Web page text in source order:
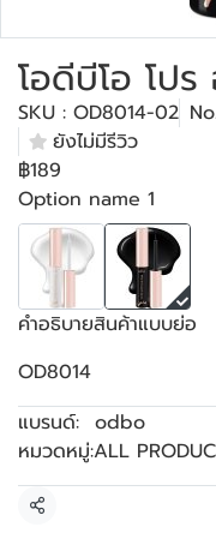
โอดีบีโอ โป
SKU : OD8014-02
ยังไม่มีรีวิว
฿189
Option name 1
คำอธิบายสินค้าแบบย่อ
OD8014
แบรนด์: odbo
หมวดหมู่:ALL
แชร์